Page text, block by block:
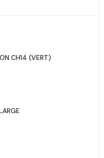
CH14 (VERT)